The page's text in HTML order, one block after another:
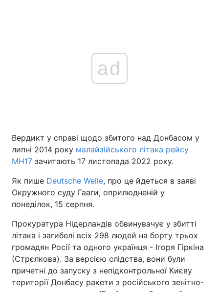
ad
Вердикт у справі щодо збитого над Донбасом у
липні 2014 року малайзійського літака рейсу
MH17 зачитають 17 листопада 2022 року.
Як пише Deutsche Welle, про це йдеться в заяві
Окружного суду Гааги, оприлюдненій у
понеділок, 15 серпня.
Прокуратура Нідерландів обвинувачує у збитті
літака і загибелі всіх 298 людей на борту трьох
громадян Росії та одного українця - Ігоря Гіркіна
(Стрєлкова). За версією слідства, вони були
причетні до запуску з непідконтрольної Києву
території Донбасу ракети з російського зенітно-